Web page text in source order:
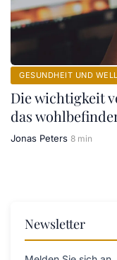
GESUNDHEIT UND
Die wichtigkeit
das
Jonas Peters 8 min
Newsletter